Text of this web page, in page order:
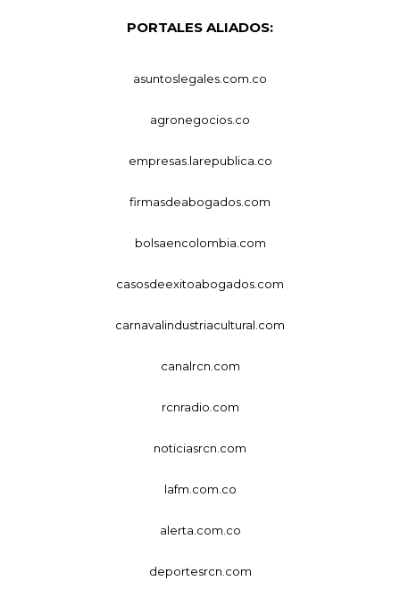
PORTALES ALIADOS:
asuntoslegales.com.co
agronegocios.co
empresas.larepublica.co
firmasdeabogados.com
bolsaencolombia.com
casosdeexitoabogados.com
carnavalindustriacultural.com
canalrcn.com
rcnradio.com
noticiasrcn.com
lafm.com.co
alerta.com.co
deportesrcn.com